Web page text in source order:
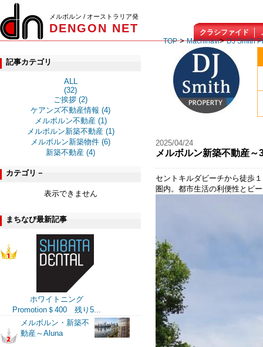
メルボルン / オーストラリア発
DENGON NET クラシファイド
記事カテゴリ
ALL
(32)
ご挨拶 (2)
ケアンズ不動産情報 (4)
メルボルン不動産 (1)
メルボルン新築不動産 (1)
メルボルン新築物件 (6)
新築不動産 (4)
カテゴリ－
表示できません
まちなび最新記事
ホワイトニング
Promotion＄400 残り5...
メルボルン・新築不
動産～Aluna
TOP> Machinavi> DJ Smith
2025/04/24
メルボルン新築不動産
セントキルダビーチから徒歩
圏内。都市生活の利便性とビ